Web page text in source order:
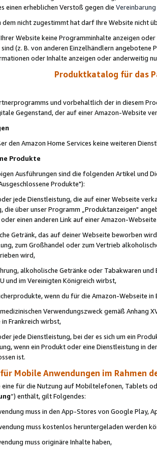
einen erheblichen Verstoß gegen die Vereinbarung
dem nicht zugestimmt hat darf Ihre Website nicht
Website keine Programminhalte anzeigen
(z. B. von anderen Einzelhändlern
oder Inhalte anzeigen oder anderweitig
Produktkatalog für das
und vorbehaltlich der in diesem
Gegenstand, der auf einer Amazon-Website
den Amazon Home Services keine weiteren
Produkte
Ausführungen sind die folgenden Artikel und
Produkte"):
jede Dienstleistung, die auf einer Webseite
die über unser Programm „Produktanzeigen"
einen anderen Link auf einer Amazon-
Getränk, das auf deiner Webseite beworben
zum Großhandel oder zum Vertrieb
wird,
alkoholische Getränke oder Tabakwaren
und im Vereinigten Königreich wirbst,
wenn du für die Amazon-Webseite in
Verwendungszweck gemäß Anhang
Frankreich wirbst,
jede Dienstleistung, bei der es sich um ein
wenn ein Produkt oder eine Dienstleistung in
ist.
Mobile Anwendungen im Rahmen
eine für die Nutzung auf Mobiltelefonen, Tablets
“) enthält, gilt Folgendes:
muss in den App-Stores von Google Play,
muss kostenlos heruntergeladen werden
muss originäre Inhalte haben,